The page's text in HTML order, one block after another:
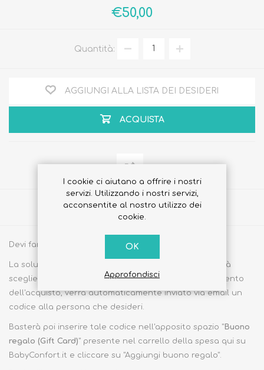
€50,00
Quantità:
AGGIUNGI ALLA LISTA DEI DESIDERI
ACQUISTA
Share
Devi fare un regalo ma non sai cosa scegliere?
La soluzione che cerchi sono i Buoni Regalo, ti basterà
scegliere il buono dell'importo che desideri e al momento
dell'acquisto, verrà automaticamente inviato via email un
codice alla persona che desideri.
Basterà poi inserire tale codice nell'apposito spazio " Buono
regalo (Gift Card)" presente nel carrello della spesa qui su
BabyConfort.it e cliccare su "Aggiungi buono regalo".
I cookie ci aiutano a offrire i nostri
servizi. Utilizzando i nostri servizi,
acconsentite al nostro utilizzo dei
cookie.
OK
Approfondisci